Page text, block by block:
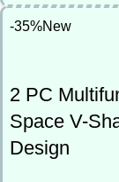
-35%New
2 PC
Space V-
Design